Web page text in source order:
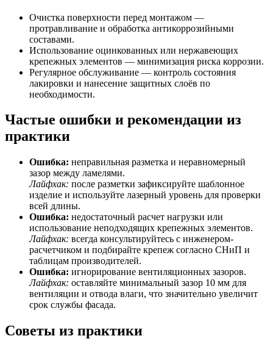
Очистка поверхности перед монтажом —
протравливание и обработка антикоррозийными
составами.
Использование оцинкованных или нержавеющих
крепежных элементов — минимизация риска коррозии.
Регулярное обслуживание — контроль состояния
лакировки и нанесение защитных слоёв по
необходимости.
Частые ошибки и рекомендации из
практики
Ошибка: неправильная разметка и неравномерный
зазор между ламелями.
Лайфхак: после разметки зафиксируйте шаблонное
изделие и используйте лазерный уровень для проверки
всей длины.
Ошибка: недостаточный расчет нагрузки или
использование неподходящих крепежных элементов.
Лайфхак: всегда консультируйтесь с инженером-
расчетчиком и подбирайте крепеж согласно СНиП и
таблицам производителей.
Ошибка: игнорирование вентиляционных зазоров.
Лайфхак: оставляйте минимальный зазор 10 мм для
вентиляции и отвода влаги, что значительно увеличит
срок службы фасада.
Советы из практики